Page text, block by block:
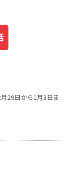
29日から1月3日ま